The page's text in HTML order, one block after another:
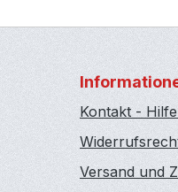
Kontakt -
Versand und